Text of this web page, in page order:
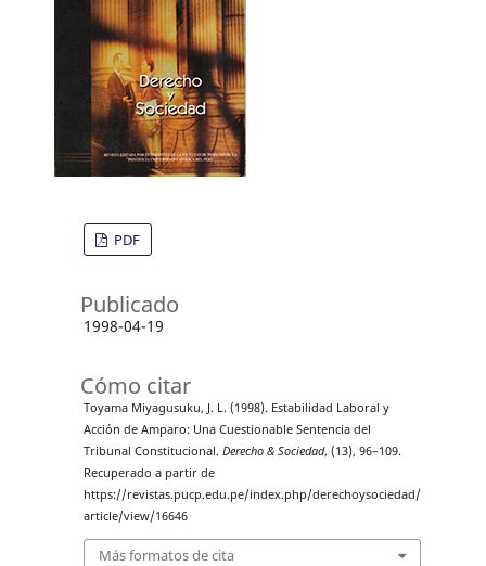
PDF
Publicado
1998-04-19
Cómo citar
Toyama Miyagusuku, J. L. (1998). Estabilidad Laboral y
Acción de Amparo: Una Cuestionable Sentencia del
Tribunal Constitucional. Derecho & Sociedad, (13), 96–109.
Recuperado a partir de
https://revistas.pucp.edu.pe/index.php/derechoysociedad/
article/view/16646
Más formatos de cita